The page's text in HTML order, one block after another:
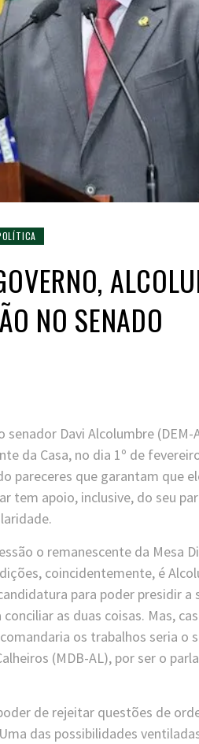
NO SENADO
Davi Alcolumbre (DEM-
da Casa, no dia 1º de
pareceres que garantam que
tem apoio, inclusive, do seu
o remanescente da Mesa
coincidentemente, é
para poder presidir a
as duas coisas. Mas,
os trabalhos seria o
(MDB-AL), por ser o
de rejeitar questões de
das possibilidades